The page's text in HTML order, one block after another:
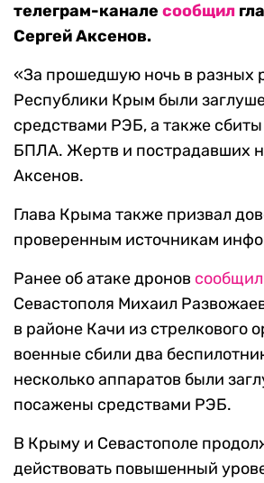
телеграм-канале сообщил
Сергей Аксенов.
«За прошедшую ночь в разных
Республики Крым были
средствами РЭБ, а также
БПЛА. Жертв и пострадавших
Аксенов.
Глава Крыма также призвал
проверенным источникам
Ранее об атаке дронов сообщил
Севастополя Михаил
в районе Качи из стрелкового
военные сбили два
несколько аппаратов были
посажены средствами РЭБ.
В Крыму и Севастополе
действовать повышенный